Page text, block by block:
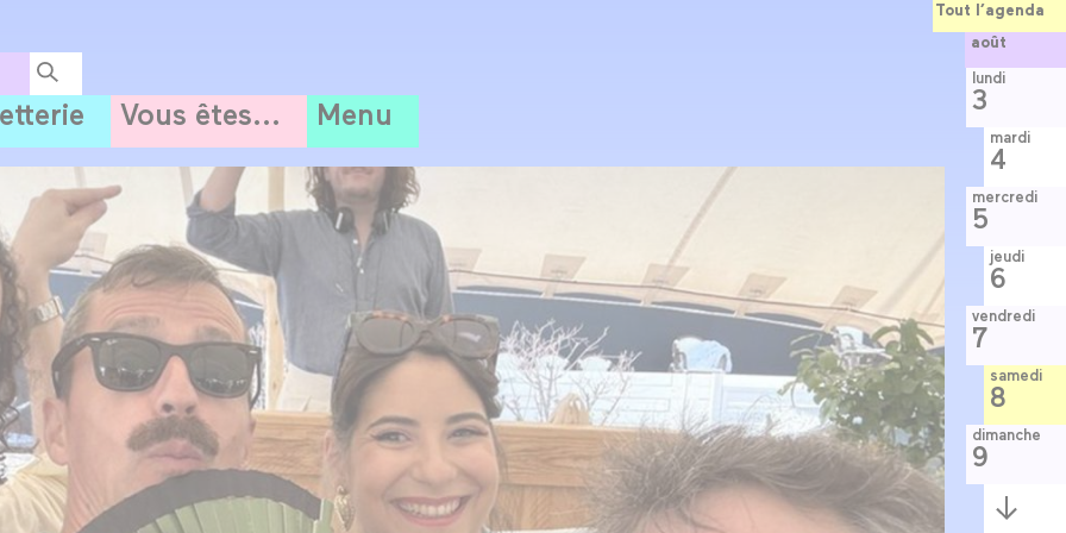
Vous êtes... Menu
Tout l’agenda
août
lundi
3
mardi
4
mercredi
5
jeudi
6
vendredi
7
samedi
8
dimanche
9
Semaine
suivante